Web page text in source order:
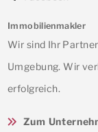
Immobilienmakler
Wir sind Ihr
Umgebung. Wir
erfolgreich.
Zum